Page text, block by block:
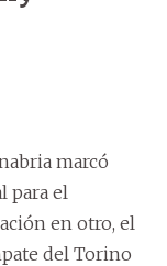
marcó
para el
en otro, el
del Torino